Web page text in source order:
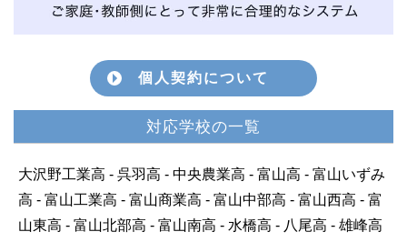
個人契約について
対応学校の一覧
大沢野工業高 - 呉羽高 - 中央農業高 - 富山高 - 富山いずみ
高 - 富山工業高 - 富山商業高 - 富山中部高 - 富山西高 - 富
山東高 - 富山北部高 - 富山南高 - 水橋高 - 八尾高 - 雄峰高